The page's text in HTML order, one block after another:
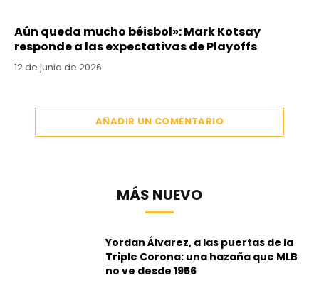
Aún queda mucho béisbol»: Mark Kotsay
responde a las expectativas de Playoffs
12 de junio de 2026
AÑADIR UN COMENTARIO
MÁS NUEVO
Yordan Álvarez, a las puertas de la
Triple Corona: una hazaña que MLB
no ve desde 1956